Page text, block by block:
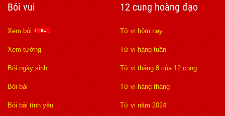
Bói vui
Xem bói
Xem tướng
Bói ngày sinh
Bói bài
Bói bài tình yêu
12 cung hoàng đạo
Tử vi hôm nay
Tử vi hàng tuần
Tử vi tháng 8 của 12 cung
Tử vi hàng tháng
Tử vi năm 2024